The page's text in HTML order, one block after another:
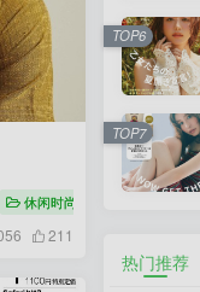
休闲时尚
211
TOP6
TOP7
热门推荐